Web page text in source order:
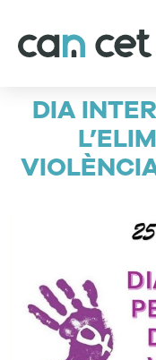
DIA